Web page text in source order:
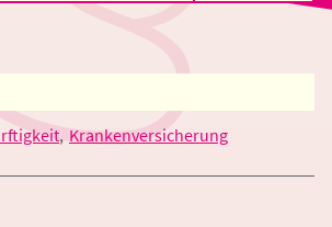
Krankenversicherung